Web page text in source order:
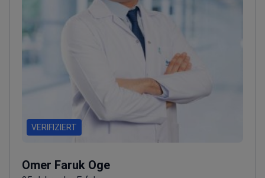
VERIFIZIERT
Omer Faruk Oge